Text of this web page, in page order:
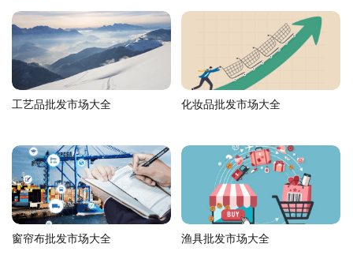
工艺品批发市场大全 化妆品批发市场大全
窗帘布批发市场大全 渔具批发市场大全